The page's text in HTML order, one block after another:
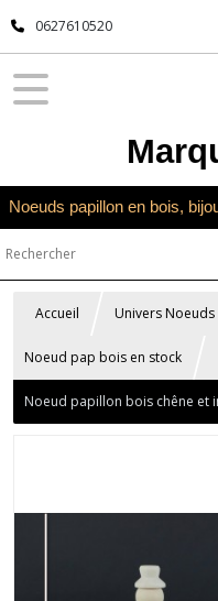
0627610520
Accueil Univers
Noeud pap bois en stock
Noeud papillon bois chêne et